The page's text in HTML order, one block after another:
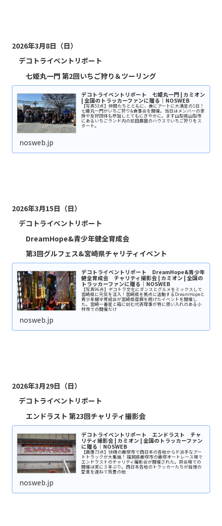
2026年3月8日（日）
デコトライベントリポート
七姫丸一門 第2回いちご狩り＆ツーリング
デコトライベントリポート 七姫丸一門 | カミオン
| 全国のトラッカーファンに贈る｜NOSWEB
【写真53点】仲間たちとともに、食にアートに大満足の1日！
七姫丸一門がいちご狩り&食事会を開催。当日はメンバーの家
族や友好団体も参加しとてもにぎやかに。まず山梨県山梨市
にあるいちごランド内の前田農園のハウスでいちご狩りをス
タート。
nosweb.jp
2026年3月15日（日）
デコトライベントリポート
DreamHope&青少年健全育成会
第3回グルフェス&宮崎県チャリティイベント
デコトライベントリポート DreamHope&青少年
健全育成会 チャリティ撮影会 | カミオン | 全国の
トラッカーファンに贈る｜NOSWEB
【写真96点】デコトラ文化にダンスとグルメをミックスして
宮崎県に元気を注入！宮崎県を拠点に活動するDreamHopeと
青少年健全育成会が宮崎県復興を掲げたイベントを開催し
た。宮崎一番星と箱に刻む代表理事が特に思い入れのある小
林市での開催だけ
nosweb.jp
2026年3月29日（日）
デコトライベントリポート
エンドラスト 第23回チャリティ撮影会
デコトライベントリポート エンドラスト チャ
リティ撮影会 | カミオン | 全国のトラッカーファン
に贈る｜NOSWEB
【画像73点】快晴の飯塚市で西日本の各地からド派手なアー
トトラックが大集結！ 福岡県飯塚市の飯塚オートレース場で
エンドラストのチャリティ撮影会が開催された。同会場での
開催は実に３年ぶり。西日本各地のトラッカーたちが自慢の
愛車を連ねて筑豊の地
nosweb.jp